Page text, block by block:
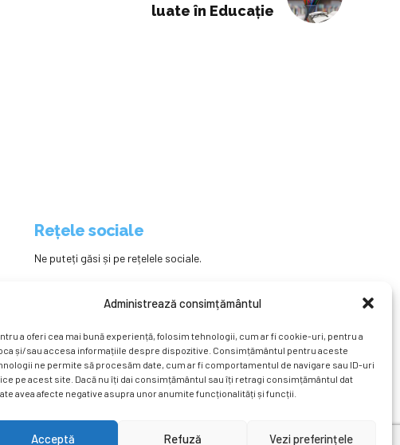
Administrează consimțământul
a oferi cea mai bună experiență, folosim tehnologii, cum ar fi cookie-uri, pentru a
și/sau accesa informațiile despre dispozitive. Consimțământul pentru aceste
ne permite să procesăm date, cum ar fi comportamentul de navigare sau ID-uri
pe acest site. Dacă nu îți dai consimțământul sau îți retragi consimțământul dat
avea afecte negative asupra unor anumite funcționalități și funcții.
Acceptă Refuză Vezi preferințele
luate în Educaţie
Rețele sociale
Ne puteți găsi și pe rețelele sociale.
Internațional